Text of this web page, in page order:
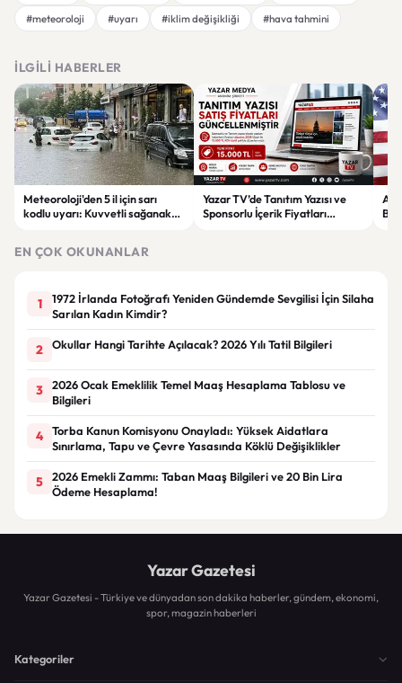
#meteoroloji
#uyarı #iklim değişikliği #hava tahmini
İLGILI HABERLER
Meteoroloji'den 5 il için sarı
kodlu uyarı: Kuvvetli sağanak
Yazar TV’de Tanıtım Yazısı ve
Sponsorlu İçerik Fiyatları
EN ÇOK OKUNANLAR
1
1972 İrlanda Fotoğrafı Yeniden Gündemde Sevgilisi İçin Silaha
Sarılan Kadın Kimdir?
2 Okullar Hangi Tarihte Açılacak? 2026 Yılı Tatil Bilgileri
3
2026 Ocak Emeklilik Temel Maaş Hesaplama Tablosu ve
Bilgileri
4
Torba Kanun Komisyonu Onayladı: Yüksek Aidatlara
Sınırlama, Tapu ve Çevre Yasasında Köklü Değişiklikler
5
2026 Emekli Zammı: Taban Maaş Bilgileri ve 20 Bin Lira
Ödeme Hesaplama!
Yazar Gazetesi
Yazar Gazetesi - Türkiye ve dünyadan son dakika haberler, gündem, ekonomi,
spor, magazin haberleri
Kategoriler